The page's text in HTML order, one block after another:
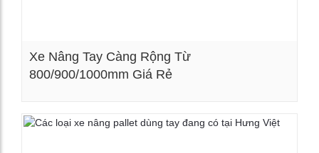
Xe Nâng Tay Càng Rộng Từ
800/900/1000mm Giá Rẻ